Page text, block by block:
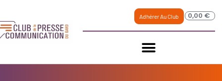
Adhérer Au Club 0,00 €